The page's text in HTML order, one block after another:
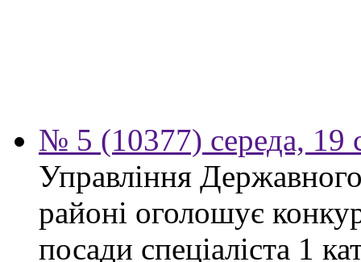
№ 5 (10377) середа, 19
Управління
районі оголошує
посади спеціаліста 1